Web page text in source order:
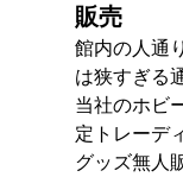
販売
館内の人通
は狭すぎる
当社のホビ
定トレーデ
グッズ無人